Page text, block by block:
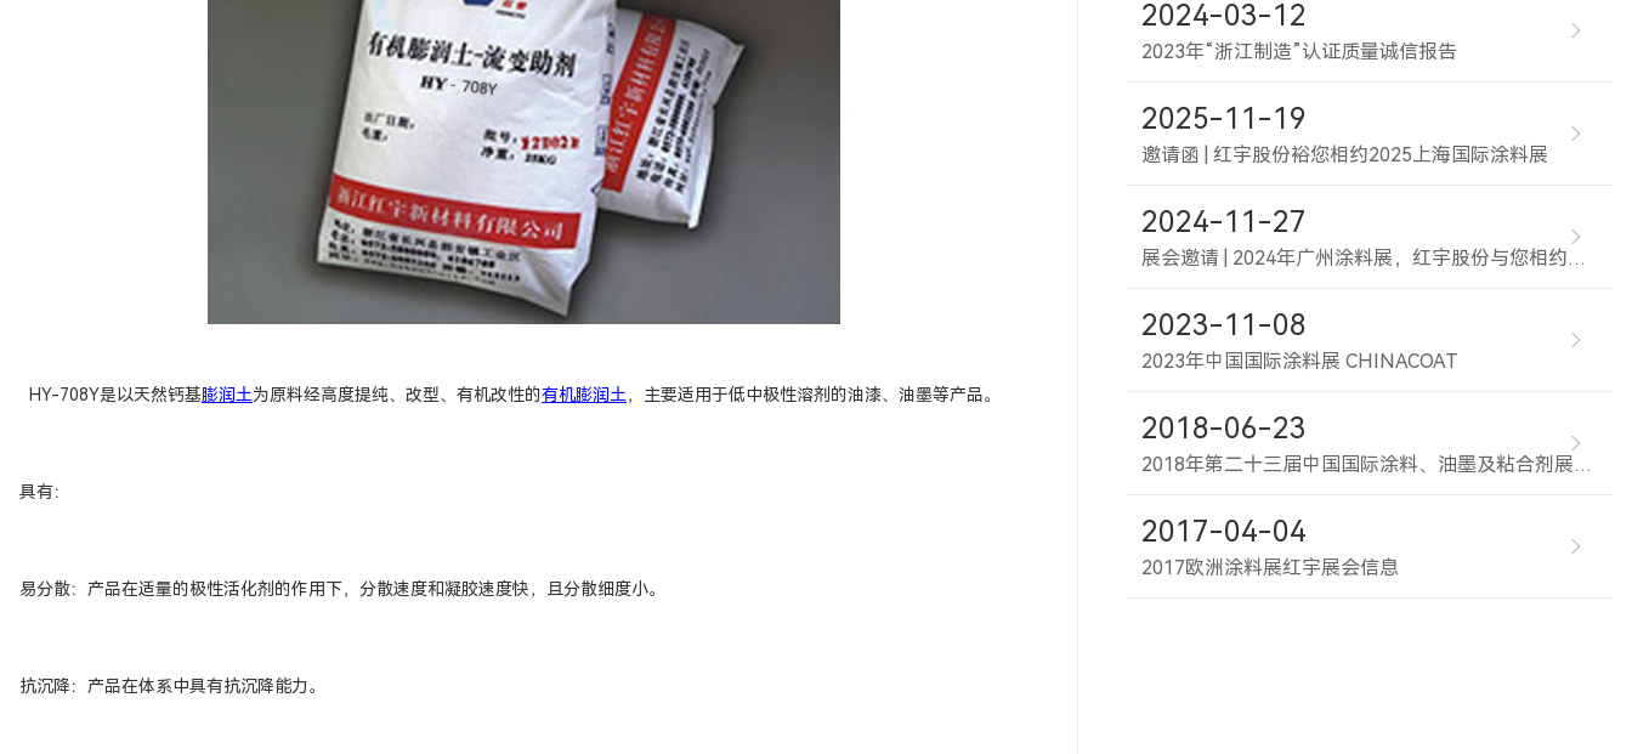
HY-708Y是以天然钙基膨润土为原料经高度提纯、改型、有机改性的有机膨润土，主要适用于低中极性溶剂的油漆、油墨等产品。
具有：
易分散：产品在适量的极性活化剂的作用下，分散速度和凝胶速度快，且分散细度小。
抗沉降：产品在体系中具有抗沉降能力。
2024-03-12
2023年“浙江制造”认证质量诚信报告
2025-11-19
邀请函 | 红宇股份裕您相约2025上海国际涂料展
2024-11-27
展会邀请 | 2024年广州涂料展，红宇股份与您相约广州
2023-11-08
2023年中国国际涂料展 CHINACOAT
2018-06-23
2018年第二十三届中国国际涂料、油墨及粘合剂展览会
2017-04-04
2017欧洲涂料展红宇展会信息